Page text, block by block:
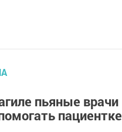
пьяные врачи
пациентке